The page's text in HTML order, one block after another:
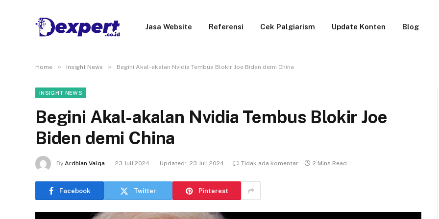
Jasa Website Referensi Cek Palgiarism Update Konten Blog
Home » Insight News » Begini Akal-akalan Nvidia Tembus Blokir Joe Biden demi China
INSIGHT NEWS
Begini Akal-akalan Nvidia Tembus Blokir Joe
Biden demi China
By Ardhian Valqa 23 Juli 2024 Updated: 23 Juli 2024 Tidak ada komentar 2 Mins Read
Facebook Twitter Pinterest